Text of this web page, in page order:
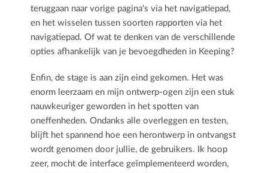
teruggaan naar vorige pagina's via het navigatiepad,
en het wisselen tussen soorten rapporten via het
navigatiepad. Of wat te denken van de verschillende
opties afhankelijk van je bevoegdheden in Keeping?
Enfin, de stage is aan zijn eind gekomen. Het was
enorm leerzaam en mijn ontwerp-ogen zijn een stuk
nauwkeuriger geworden in het spotten van
oneffenheden. Ondanks alle overleggen en testen,
blijft het spannend hoe een herontwerp in ontvangst
wordt genomen door jullie, de gebruikers. Ik hoop
zeer, mocht de interface geïmplementeerd worden,